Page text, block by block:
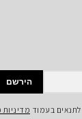
הירשם
בעמוד מדיניות